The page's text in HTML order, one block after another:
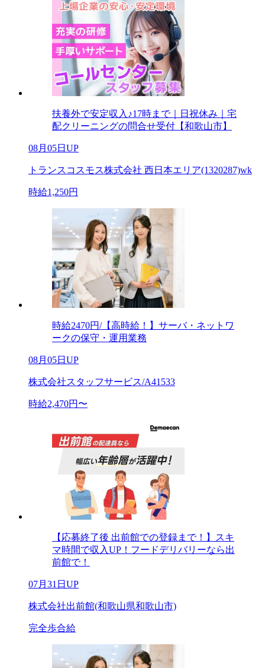
扶養外で安定収入♪17時まで｜日祝休み｜宅
配クリーニングの問合せ受付【和歌山市】
08月05日UP
トランスコスモス株式会社 西日本エリア(1320287)wk
時給1,250円
時給2470円/【高時給！】サーバ・ネットワ
ークの保守・運用業務
08月05日UP
株式会社スタッフサービス/A41533
時給2,470円〜
【応募終了後 出前館での登録まで！】スキ
マ時間で収入UP！フードデリバリーなら出
前館で！
07月31日UP
株式会社出前館(和歌山県和歌山市)
完全歩合給